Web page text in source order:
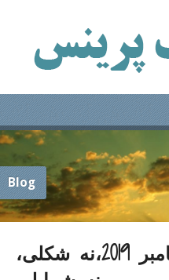
Blog
نان روزانه 23 دسامبر 2019،نه شکلی،